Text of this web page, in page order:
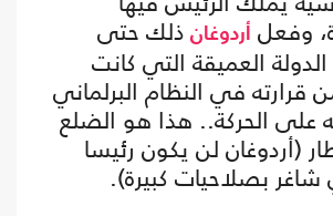
وفعل أردوغان ذلك حتى
العميقة التي كانت
قرارته في النظام البرلماني
على الحركة.. هذا هو الضلع
(أردوغان لن يكون رئيسا
بصلاحيات كبيرة).